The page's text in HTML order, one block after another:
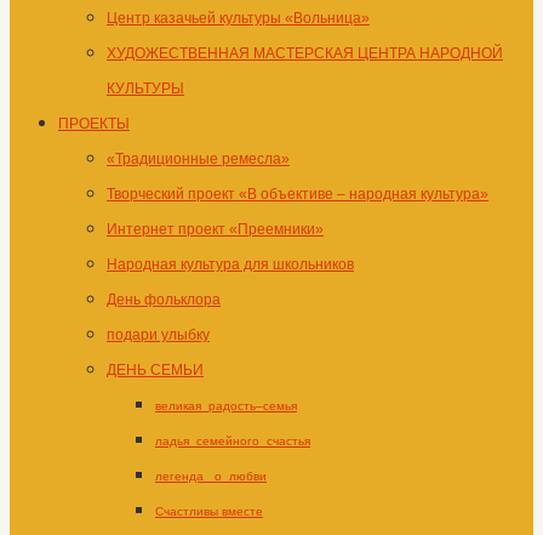
Центр казачьей культуры «Вольница»
ХУДОЖЕСТВЕННАЯ МАСТЕРСКАЯ ЦЕНТРА НАРОДНОЙ
КУЛЬТУРЫ
ПРОЕКТЫ
«Традиционные ремесла»
Творческий проект «В объективе – народная культура»
Интернет проект «Преемники»
Народная культура для школьников
День фольклора
подари улыбку
ДЕНЬ СЕМЬИ
великая_радость–семья
ладья_семейного_счастья
легенда _о_любви
Счастливы вместе